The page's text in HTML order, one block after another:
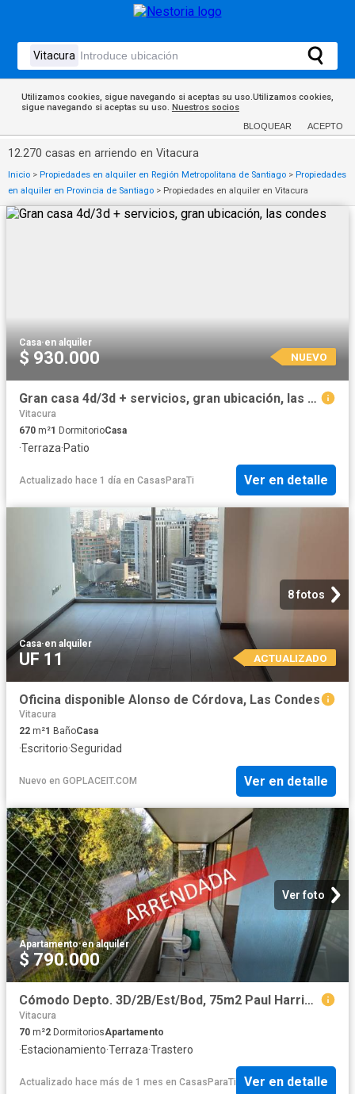
Utilizamos cookies, sigue navegando si aceptas su uso.Utilizamos cookies,
sigue navegando si aceptas su uso. Nuestros socios
BLOQUEAR ACEPTO
12.270 casas en arriendo en Vitacura
Inicio > Propiedades en alquiler en Región Metropolitana de Santiago > Propiedades
en alquiler en Provincia de Santiago > Propiedades en alquiler en Vitacura
Casa·en alquiler
$ 930.000 NUEVO
Gran casa 4d/3d + servicios, gran ubicación, las condes
Vitacura
670 m²1 DormitorioCasa
·Terraza·Patio
Actualizado hace 1 día en CasasParaTi Ver en detalle
8 fotos
Casa·en alquiler
UF 11 ACTUALIZADO
Oficina disponible Alonso de Córdova, Las Condes
Vitacura
22 m²1 BañoCasa
·Escritorio·Seguridad
Nuevo en GOPLACEIT.COM Ver en detalle
Ver foto
Apartamento·en alquiler
$ 790.000
Cómodo Depto. 3D/2B/Est/Bod, 75m2 Paul Harris/Colon, Las Condes
Vitacura
70 m²2 DormitoriosApartamento
·Estacionamiento·Terraza·Trastero
Actualizado hace más de 1 mes en CasasParaTi Ver en detalle